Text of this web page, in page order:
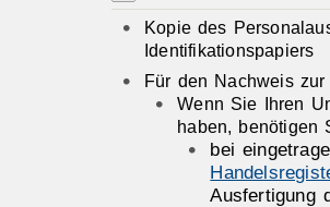
Kopie des
Identifikationspapiers
Für den Nachweis zur
Wenn Sie Ihren
haben, benötigen
bei
Ausfertigung